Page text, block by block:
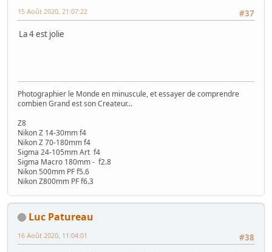
#37
15 Août 2020, 21:07:22
La 4 est jolie
Photographier le Monde en minuscule, et essayer de comprendre
combien Grand est son Createur...
Z8
Nikon Z 14-30mm f4
Nikon Z 70-180mm f4
Sigma 24-105mm Art f4
Sigma Macro 180mm - f2.8
Nikon 500mm PF f5.6
Nikon Z800mm PF f6.3
Luc Patureau
#38
16 Août 2020, 11:04:01